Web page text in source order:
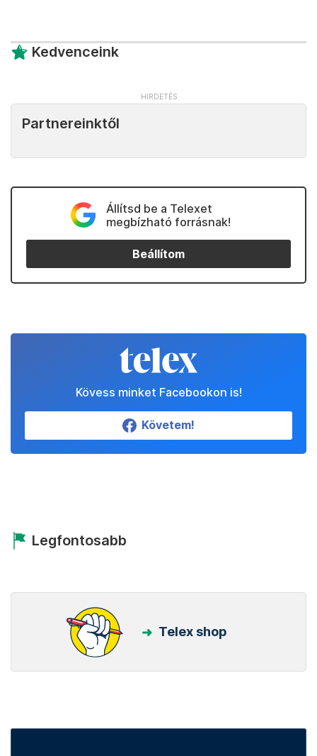
Kedvenceink
Partnereinktől
Állítsd be a Telexet
megbízható forrásnak!
Beállítom
Kövess minket Facebookon is!
Követem!
Legfontosabb
Telex shop